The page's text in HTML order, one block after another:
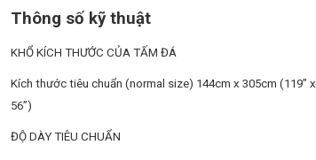
Thông số kỹ thuật
KHỔ KÍCH THƯỚC CỦA TẤM ĐÁ
Kích thước tiêu chuẩn (normal size) 144cm x 305cm (119” x
56”)
ĐỘ DÀY TIÊU CHUẨN